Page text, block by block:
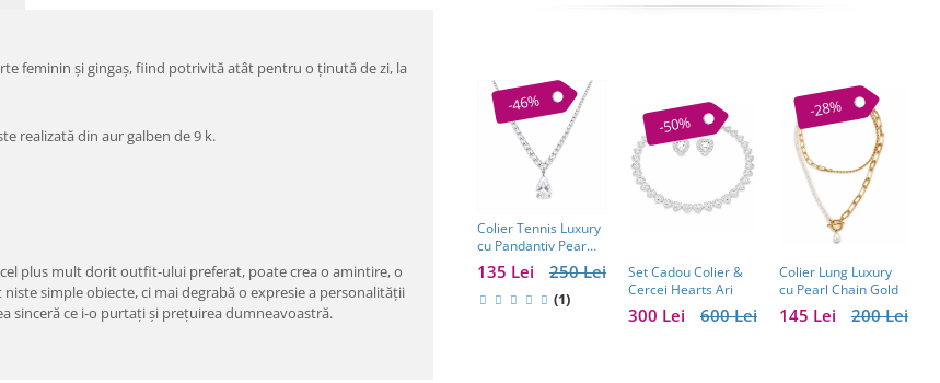
feminin și gingaș, fiind potrivită atât pentru o ținută de zi, la
realizată din aur galben de 9 k.
plus mult dorit outfit-ului preferat, poate crea o amintire, o
simple obiecte, ci mai degrabă o expresie a personalității
sinceră ce i-o purtați și prețuirea dumneavoastră.
-46%
Colier Tennis Luxury
cu Pandantiv Pear
Cut – Eleganță
Atemporală 250 Lei
135 Lei
(1)
-50%
Set Cadou Colier &
Cercei Hearts Ari
600 Lei
300 Lei
-28%
Colier Lung Luxury
cu Pearl Chain Gold
200 Lei
145 Lei